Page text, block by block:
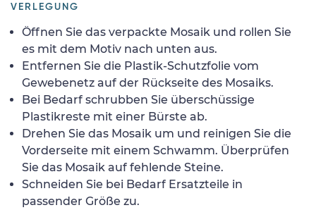
VERLEGUNG
Öffnen Sie das verpackte Mosaik und rollen Sie
es mit dem Motiv nach unten aus.
Entfernen Sie die Plastik-Schutzfolie vom
Gewebenetz auf der Rückseite des Mosaiks.
Bei Bedarf schrubben Sie überschüssige
Plastikreste mit einer Bürste ab.
Drehen Sie das Mosaik um und reinigen Sie die
Vorderseite mit einem Schwamm. Überprüfen
Sie das Mosaik auf fehlende Steine.
Schneiden Sie bei Bedarf Ersatzteile in
passender Größe zu.